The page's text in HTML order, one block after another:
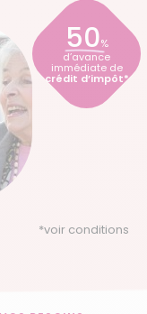
50%
d’avance
immédiate de
crédit d’impôt*
*voir conditions